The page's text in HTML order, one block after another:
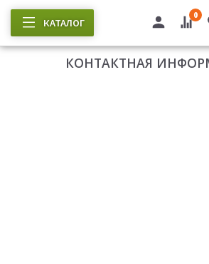
КАТАЛОГ
0
КОНТАКТНАЯ